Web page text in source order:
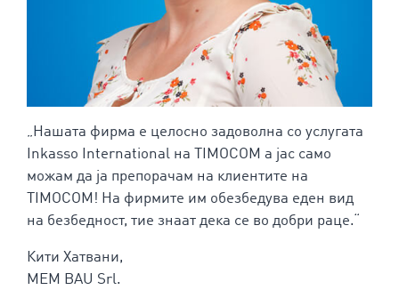
„Нашата фирма е целосно задоволна со услугата
Inkasso International на TIMOCOM а јас само
можам да ја препорачам на клиентите на
TIMOCOM! На фирмите им обезбедува еден вид
на безбедност, тие знаат дека се во добри раце.“
Кити Хатвани,
MEM BAU Srl.